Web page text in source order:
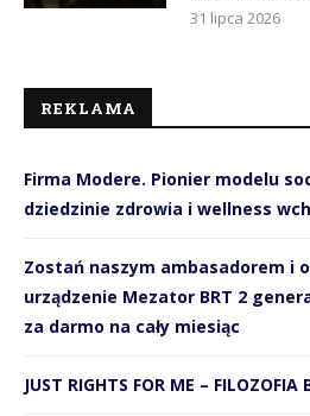
31 lipca 2026
REKLAMA
Firma Modere. Pionier modelu
dziedzinie zdrowia i wellness
Zostań naszym ambasadorem i
urządzenie Mezator BRT 2
za darmo na cały miesiąc
JUST RIGHTS FOR ME – FILOZOFIA